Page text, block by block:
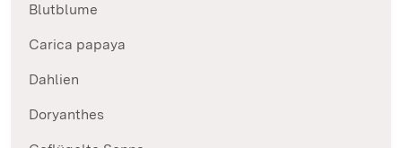
Blutblume
Carica papaya
Dahlien
Doryanthes